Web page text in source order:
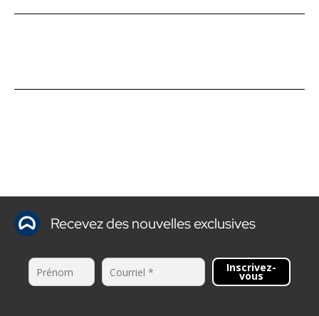
Recevez des nouvelles exclusives
Inscrivez-
vous